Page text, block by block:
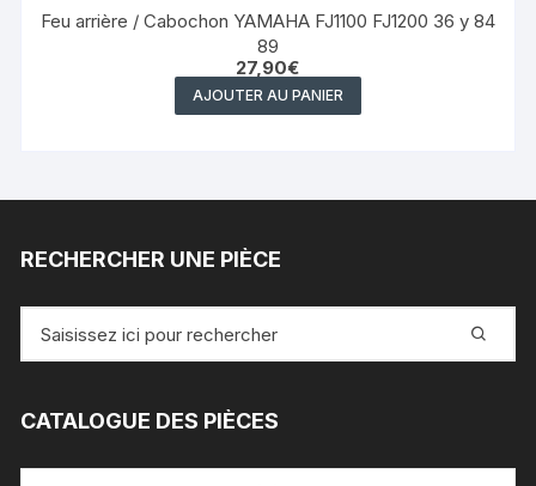
Feu arrière / Cabochon YAMAHA FJ1100 FJ1200 36 y 84
89
27,90€
AJOUTER AU PANIER
RECHERCHER UNE PIÈCE
pour
CATALOGUE DES PIÈCES